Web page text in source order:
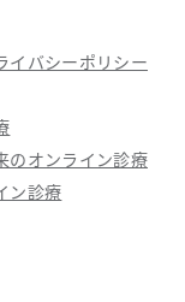
イバシーポリシー
のオンライン診療
ン診療